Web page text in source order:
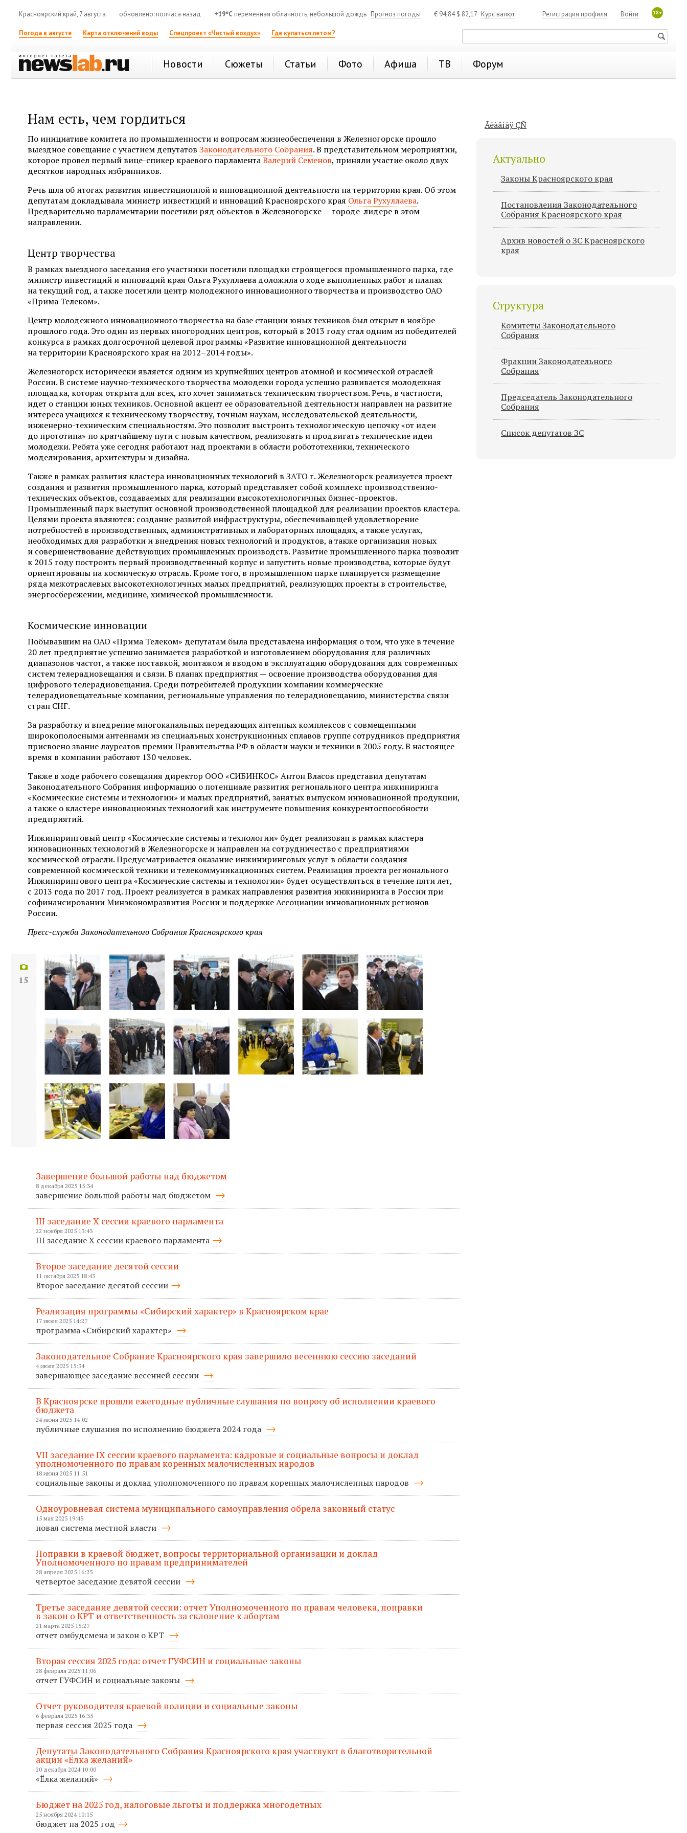
Красноярский край, 7 августа обновлено: полчаса назад +19°C переменная облачность, небольшой дождь Прогноз погоды € 94,84$ 82,17 Курс валют 18+
Войти
Регистрация профиля
Погода в августе Карта отключений воды Спецпроект «Чистый воздух» Где купаться летом?
Новости Сюжеты Статьи Фото Афиша ТВ Форум
Нам есть, чем гордиться
По инициативе комитета по промышленности и вопросам жизнеобеспечения в Железногорске прошло
выездное совещание с участием депутатов Законодательного Собрания. В представительном мероприятии,
которое провел первый вице-спикер краевого парламентаВалерий Семенов, приняли участие около двух
десятков народных избранников.
Речь шла об итогах развития инвестиционной и инновационной деятельности на территории края. Об этом
депутатам докладывала министр инвестиций и инноваций Красноярского края Ольга Рухуллаева.
Предварительно парламентарии посетили ряд объектов в Железногорске — городе-лидере в этом
направлении.
Центр творчества
В рамках выездного заседания его участники посетили площадки строящегося промышленного парка, где
министр инвестиций и инноваций края Ольга Рухуллаева доложила о ходе выполненных работ и планах
на текущий год, а также посетили центр молодежного инновационного творчества и производство ОАО
«Прима Телеком».
Центр молодежного инновационного творчества на базе станции юных техников был открыт в ноябре
прошлого года. Это один из первых иногородних центров, который в 2013 году стал одним из победителей
конкурса в рамках долгосрочной целевой программы «Развитие инновационной деятельности
на территории Красноярского края на 2012–2014 годы».
Железногорск исторически является одним из крупнейших центров атомной и космической отраслей
России. В системе научно-технического творчества молодежи города успешно развивается молодежная
площадка, которая открыта для всех, кто хочет заниматься техническим творчеством. Речь, в частности,
идет о станции юных техников. Основной акцент ее образовательной деятельности направлен на развитие
интереса учащихся к техническому творчеству, точным наукам, исследовательской деятельности,
инженерно-техническим специальностям. Это позволит выстроить технологическую цепочку «от идеи
до прототипа» по кратчайшему пути с новым качеством, реализовать и продвигать технические идеи
молодежи. Ребята уже сегодня работают над проектами в области робототехники, технического
моделирования, архитектуры и дизайна.
Также в рамках развития кластера инновационных технологий в ЗАТО г. Железногорск реализуется проект
создания и развития промышленного парка, который представляет собой комплекс производственно-
технических объектов, создаваемых для реализации высокотехнологичных бизнес-проектов.
Промышленный парк выступит основной производственной площадкой для реализации проектов кластера.
Целями проекта являются: создание развитой инфраструктуры, обеспечивающей удовлетворение
потребностей в производственных, административных и лабораторных площадях, а также услугах,
необходимых для разработки и внедрения новых технологий и продуктов, а также организация новых
и совершенствование действующих промышленных производств. Развитие промышленного парка позволит
к 2015 году построить первый производственный корпус и запустить новые производства, которые будут
ориентированы на космическую отрасль. Кроме того, в промышленном парке планируется размещение
ряда межотраслевых высокотехнологичных малых предприятий, реализующих проекты в строительстве,
энергосбережении, медицине, химической промышленности.
Космические инновации
Побывавшим на ОАО «Прима Телеком» депутатам была представлена информация о том, что уже в течение
20 лет предприятие успешно занимается разработкой и изготовлением оборудования для различных
диапазонов частот, а также поставкой, монтажом и вводом в эксплуатацию оборудования для современных
систем телерадиовещания и связи. В планах предприятия — освоение производства оборудования для
цифрового телерадиовещания. Среди потребителей продукции компании коммерческие
телерадиовещательные компании, региональные управления по телерадиовещанию, министерства связи
стран СНГ.
За разработку и внедрение многоканальных передающих антенных комплексов с совмещенными
широкополосными антеннами из специальных конструкционных сплавов группе сотрудников предприятия
присвоено звание лауреатов премии Правительства РФ в области науки и техники в 2005 году. В настоящее
время в компании работают 130 человек.
Также в ходе рабочего совещания директор ООО «СИБИНКОС» Антон Власов представил депутатам
Законодательного Собрания информацию о потенциале развития регионального центра инжиниринга
«Космические системы и технологии» и малых предприятий, занятых выпуском инновационной продукции,
а также о кластере инновационных технологий как инструменте повышения конкурентоспособности
предприятий.
Инжиниринговый центр «Космические системы и технологии» будет реализован в рамках кластера
инновационных технологий в Железногорске и направлен на сотрудничество с предприятиями
космической отрасли. Предусматривается оказание инжиниринговых услуг в области создания
современной космической техники и телекоммуникационных систем. Реализация проекта регионального
Инжинирингового центра «Космические системы и технологии» будет осуществляться в течение пяти лет,
с 2013 года по 2017 год. Проект реализуется в рамках направления развития инжиниринга в России при
софинансировании Минэкономразвития России и поддержке Ассоциации инновационных регионов
России.
Пресс-служба Законодательного Собрания Красноярского края
15
Завершение большой работы над бюджетом
8 декабря 2025 15:34
завершение большой работы над бюджетом
III заседание X сессии краевого парламента
22 ноября 2025 13:43
III заседание X сессии краевого парламента
Второе заседание десятой сессии
11 октября 2025 18:43
Второе заседание десятой сессии
Реализация программы «Сибирский характер» в Красноярском крае
17 июля 2025 14:27
программа «Сибирский характер»
Законодательное Собрание Красноярского края завершило весеннюю сессию заседаний
4 июля 2025 15:34
завершающее заседание весенней сессии
В Красноярске прошли ежегодные публичные слушания по вопросу об исполнении краевого
бюджета
24 июня 2025 14:02
публичные слушания по исполнению бюджета 2024 года
VII заседание IХ сессии краевого парламента: кадровые и социальные вопросы и доклад
уполномоченного по правам коренных малочисленных народов
18 июня 2025 11:51
социальные законы и доклад уполномоченного по правам коренных малочисленных народов
Одноуровневая система муниципального самоуправления обрела законный статус
15 мая 2025 19:45
новая система местной власти
Поправки в краевой бюджет, вопросы территориальной организации и доклад
Уполномоченного по правам предпринимателей
28 апреля 2025 16:25
четвертое заседание девятой сессии
Третье заседание девятой сессии: отчет Уполномоченного по правам человека, поправки
в закон о КРТ и ответственность за склонение к абортам
21 марта 2025 15:27
отчет омбудсмена и закон о КРТ
Вторая сессия 2025 года: отчет ГУФСИН и социальные законы
28 февраля 2025 11:06
отчет ГУФСИН и социальные законы
Отчет руководителя краевой полиции и социальные законы
6 февраля 2025 16:35
первая сессия 2025 года
Депутаты Законодательного Собрания Красноярского края участвуют в благотворительной
акции «Ёлка желаний»
20 декабря 2024 10:00
«Ёлка желаний»
Бюджет на 2025 год, налоговые льготы и поддержка многодетных
25 ноября 2024 10:15
бюджет на 2025 год
Ãëàâíàÿ ÇÑ
Актуально
Законы Красноярского края
Постановления Законодательного
Cобрания Красноярского края
Архив новостей о ЗС Красноярского
края
Структура
Комитеты Законодательного
Собрания
Фракции Законодательного
Собрания
Председатель Законодательного
Cобрания
Список депутатов ЗС